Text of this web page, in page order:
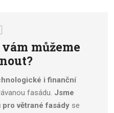
můžeme
i finanční
fasádu. Jsme
pro větrané fasády se